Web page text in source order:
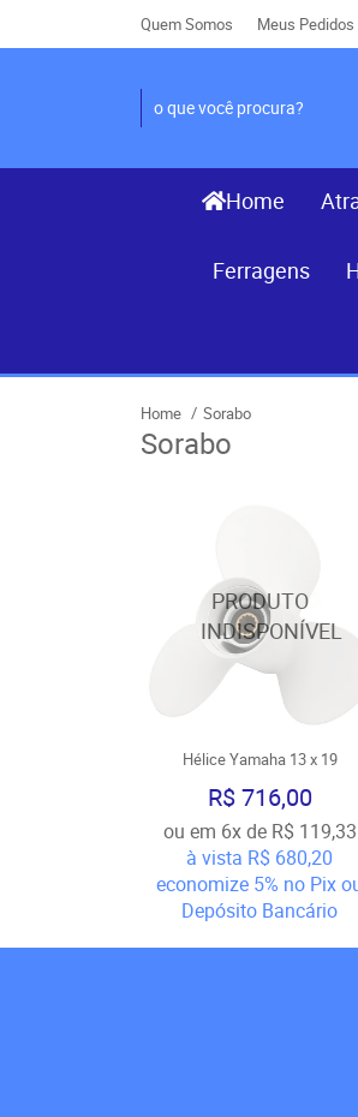
Quem Somos Meus Pedidos
Home
Ferragens
Home Sorabo
Sorabo
Hélice Yamaha 13 x 19
R$ 716,00
ou em 6xde R$ 119,33
à vista R$ 680,20
economize 5% no Pix
Depósito Bancário